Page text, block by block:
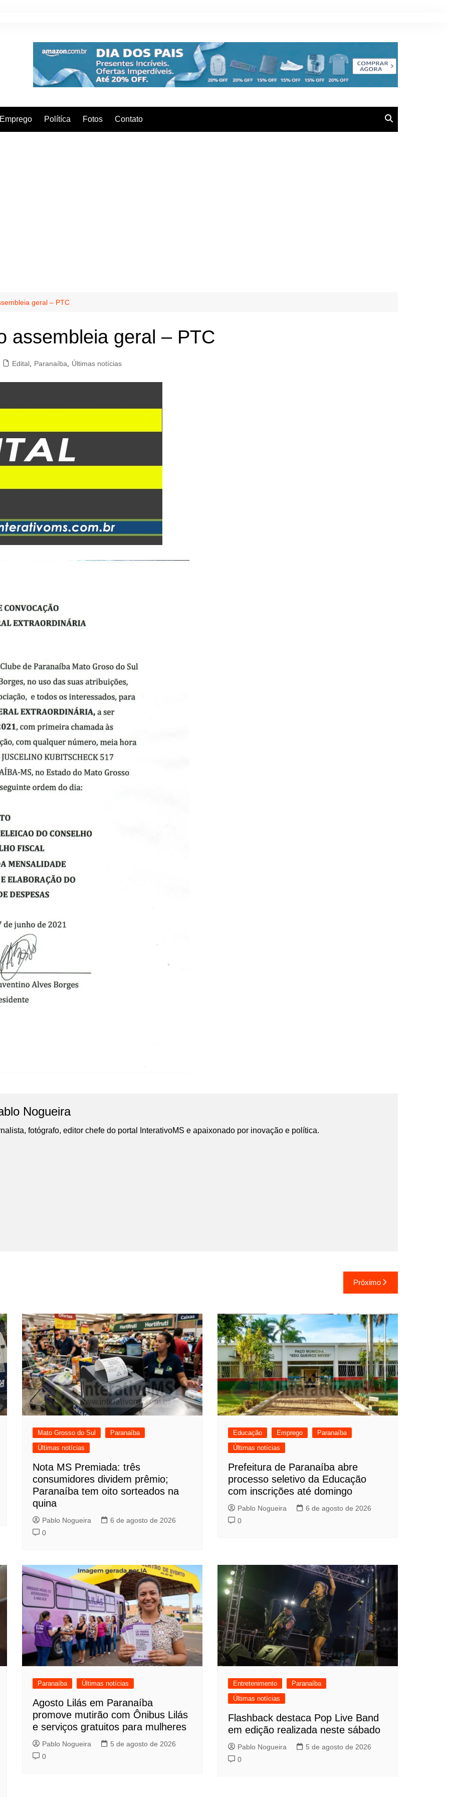
Emprego Polítíca Fotos Contato
geral – PTC
assembleia geral – PTC
Edital Paranaíba Últimas notícias
Nogueira
fotógrafo, editor chefe do portal InterativoMS e apaixonado por inovação e política.
Próximo
Mato Grosso do Sul
Paranaíba
Últimas notícias
Nota MS Premiada: três
consumidores dividem prêmio;
Paranaíba tem oito sorteados na
quina
Pablo Nogueira
6 de agosto de 2026
0
Educação Emprego
Paranaíba
Últimas notícias
Prefeitura de Paranaíba abre
processo seletivo da Educação
com inscrições até domingo
Pablo Nogueira
6 de agosto de 2026
0
Paranaíba Últimas notícias
Agosto Lilás em Paranaíba
promove mutirão com Ônibus Lilás
e serviços gratuitos para mulheres
Pablo Nogueira
5 de agosto de 2026
0
Entretenimento
Paranaíba
Últimas notícias
Flashback destaca Pop Live Band
em edição realizada neste sábado
Pablo Nogueira
5 de agosto de 2026
0